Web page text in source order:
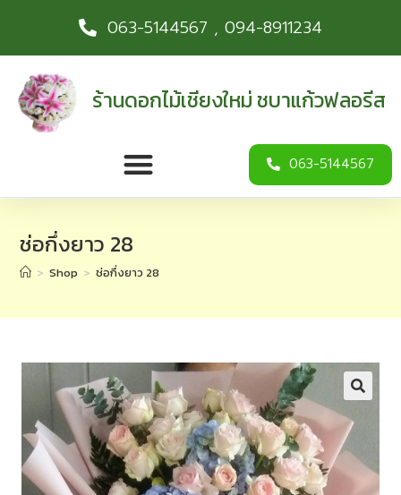
063-5144567 , 094-8911234
ร้านดอกไม้เชียงใหม่ ชบาแก้วฟลอรีส
063-5144567
ช่อกึ่งยาว 28
> Shop > ช่อกึ่งยาว 28